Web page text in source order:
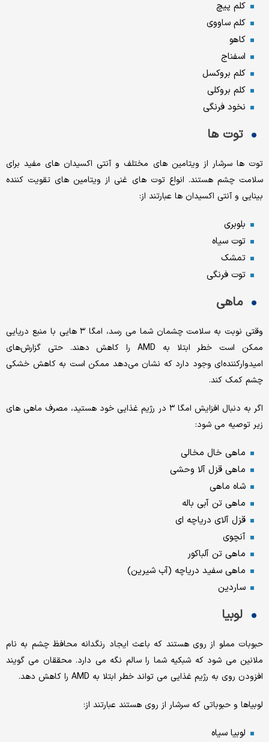
کلم پیچ
کلم ساووی
کاهو
اسفناج
کلم بروکسل
کلم بروکلی
نخود فرنگی
توت ها
توت ها سرشار از ویتامین های مختلف و آنتی اکسیدان های مفید برای
سلامت چشم هستند. انواع توت های غنی از ویتامین های تقویت کننده
بینایی و آنتی اکسیدان ها عبارتند از:
بلوبری
توت سیاه
تمشک
توت فرنگی
ماهی
وقتی نوبت به سلامت چشمان شما می رسد، امگا ۳ هایی با منبع دریایی
ممکن است خطر ابتلا به AMD را کاهش دهند. حتی گزارش‌های
امیدوارکننده‌ای وجود دارد که نشان می‌دهد ممکن است به کاهش خشکی
چشم کمک کند.
اگر به دنبال افزایش امگا ۳ در رژیم غذایی خود هستید، مصرف ماهی های
زیر توصیه می شود:
ماهی خال مخالی
ماهی قزل آلا وحشی
شاه ماهی
ماهی تن آبی باله
قزل آلای دریاچه ای
آنچوی
ماهی تن آلباکور
ماهی سفید دریاچه (آب شیرین)
ساردین
لوبیا
حبوبات مملو از روی هستند که باعث ایجاد رنگدانه محافظ چشم به نام
ملانین می شود که شبکیه شما را سالم نگه می دارد. محققان می گویند
افزودن روی به رژیم غذایی می تواند خطر ابتلا به AMD را کاهش دهد.
لوبیاها و حبوباتی که سرشار از روی هستند عبارتند از:
لوبیا سیاه